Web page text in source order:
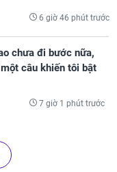
6 giờ 46 phút trước
chưa đi bước nữa,
câu khiến tôi bật
7 giờ 1 phút trước